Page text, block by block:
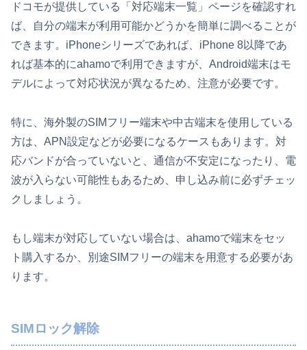
ドコモが提供している「対応端末一覧」ページを確認すれ
ば、自分の端末が利用可能かどうかを簡単に調べることが
できます。iPhoneシリーズであれば、iPhone 8以降であ
れば基本的にahamoで利用できますが、Android端末はモ
デルによって対応状況が異なるため、注意が必要です。
特に、海外製のSIMフリー端末や中古端末を使用している
方は、APN設定などが必要になるケースもあります。対
応バンドが合っていないと、通信が不安定になったり、電
波が入らない可能性もあるため、申し込み前に必ずチェッ
クしましょう。
もし端末が対応していない場合は、ahamoで端末をセッ
ト購入するか、別途SIMフリーの端末を用意する必要があ
ります。
SIMロック解除